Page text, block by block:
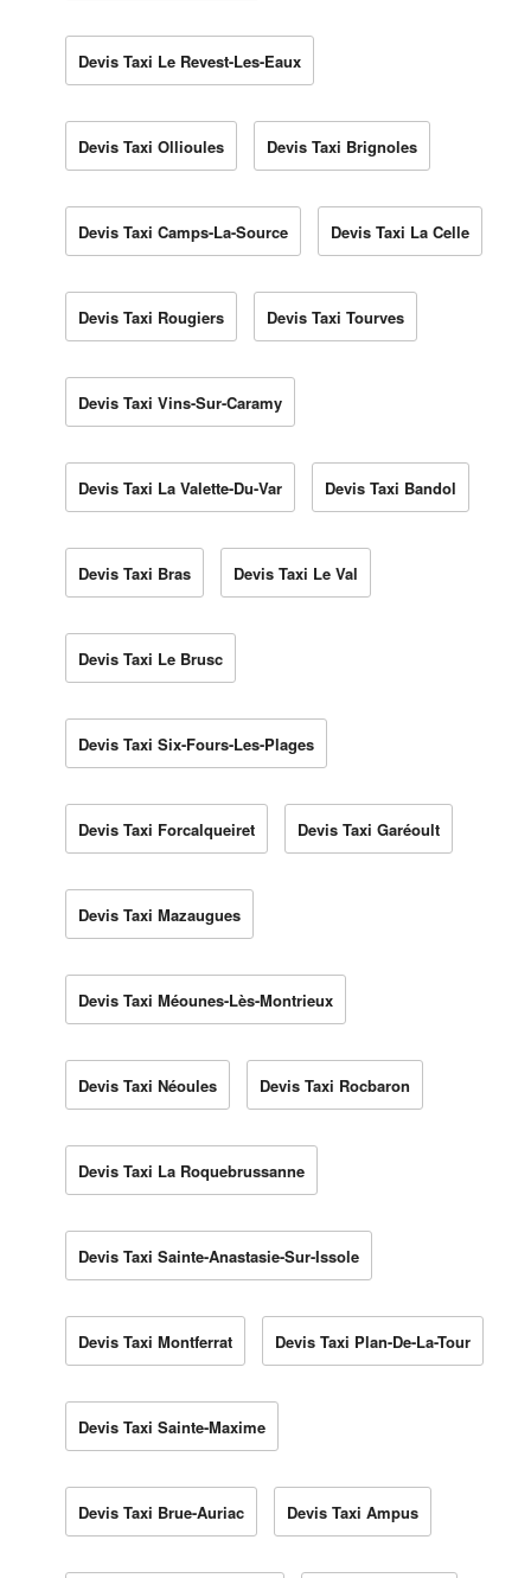
Devis Taxi Le Revest-Les-Eaux
Devis Taxi Ollioules Devis Taxi Brignoles
Devis Taxi Camps-La-Source Devis Taxi La Celle
Devis Taxi Rougiers Devis Taxi Tourves
Devis Taxi Vins-Sur-Caramy
Devis Taxi La Valette-Du-Var Devis Taxi Bandol
Devis Taxi Bras Devis Taxi Le Val
Devis Taxi Le Brusc
Devis Taxi Six-Fours-Les-Plages
Devis Taxi Forcalqueiret Devis Taxi Garéoult
Devis Taxi Mazaugues
Devis Taxi Méounes-Lès-Montrieux
Devis Taxi Néoules Devis Taxi Rocbaron
Devis Taxi La Roquebrussanne
Devis Taxi Sainte-Anastasie-Sur-Issole
Devis Taxi Montferrat Devis Taxi Plan-De-La-Tour
Devis Taxi Sainte-Maxime
Devis Taxi Brue-Auriac Devis Taxi Ampus